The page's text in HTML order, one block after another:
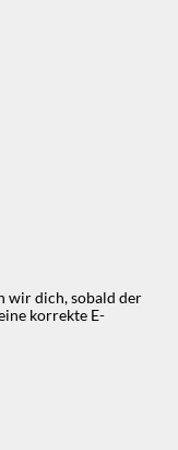
wir dich, sobald der
korrekte E-